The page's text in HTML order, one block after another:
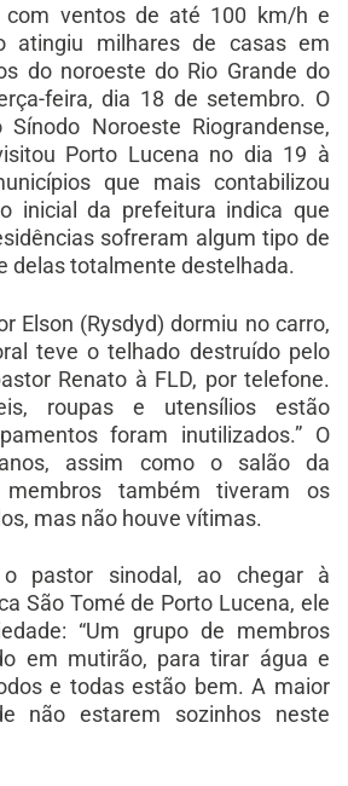
com ventos de até 100 km/h e
atingiu milhares de casas em
do noroeste do Rio Grande do
feira, dia 18 de setembro. O
Noroeste Riograndense,
Porto Lucena no dia 19 à
que mais contabilizou
inicial da prefeitura indica que
sofreram algum tipo de
delas totalmente destelhada.
Elson (Rysdyd) dormiu no carro,
teve o telhado destruído pelo
Renato à FLD, por telefone.
roupas e utensílios estão
foram inutilizados.” O
assim como o salão da
membros também tiveram os
mas não houve vítimas.
pastor sinodal, ao chegar à
São Tomé de Porto Lucena, ele
“Um grupo de membros
em mutirão, para tirar água e
e todas estão bem. A maior
não estarem sozinhos neste